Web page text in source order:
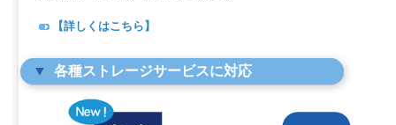
【詳しくはこちら】
各種ストレージサービスに対応